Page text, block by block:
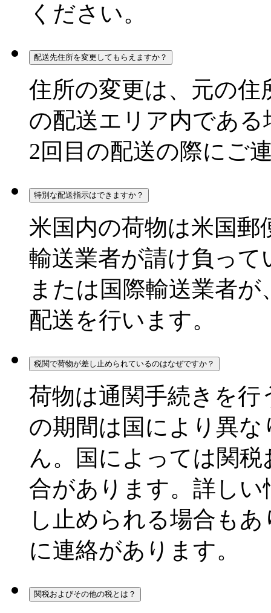
ください。
配送先住所を変更してもらえますか？
住所の変更は、元の
の配送エリア内であ
2回目の配送の際にご
特別な配送指示はできますか？
米国内の荷物は米国
輸送業者が請け負っ
または国際輸送業者
配送を行います。
税関で荷物が差し止められているのはなぜですか？
荷物は通関手続きを
の期間は国により異
ん。国によっては関
合があります。詳し
し止められる場合も
に連絡があります。
関税およびその他の税とは？